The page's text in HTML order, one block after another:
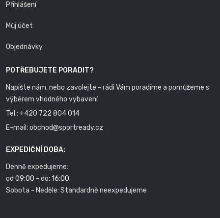
Přihlášení
Můj účet
Objednávky
POTŘEBUJETE PORADIT?
Napište nám, nebo zavolejte - rádi Vám poradíme a pomůžeme s
výběrem vhodného vybavení
Tel.: +420 722 804 014
E-mail: obchod@sportready.cz
EXPEDIČNÍ DOBA:
Denně expedujeme:
od 09:00 - do: 16:00
Sobota - Neděle: Standardně neexpedujeme